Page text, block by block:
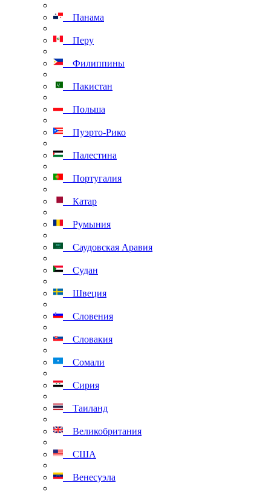
Панама
Перу
Филиппины
Пакистан
Польша
Пуэрто-Рико
Палестина
Португалия
Катар
Румыния
Саудовская Аравия
Судан
Швеция
Словения
Словакия
Сомали
Сирия
Таиланд
Великобритания
США
Венесуэла